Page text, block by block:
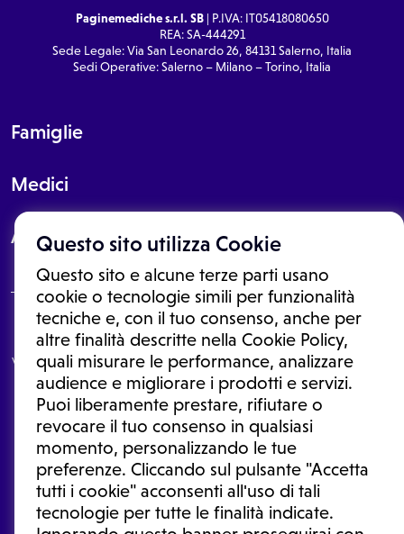
Questo sito utilizza Cookie
Questo sito e alcune terze parti usano
cookie o tecnologie simili per funzionalità
tecniche e, con il tuo consenso, anche per
altre finalità descritte nella Cookie Policy,
quali misurare le performance, analizzare
audience e migliorare i prodotti e servizi.
Puoi liberamente prestare, rifiutare o
revocare il tuo consenso in qualsiasi
momento, personalizzando le tue
preferenze. Cliccando sul pulsante "Accetta
tutti i cookie" acconsenti all'uso di tali
tecnologie per tutte le finalità indicate.
Paginemediche s.r.l. SB| P.IVA: IT05418080650
REA: SA-444291
Sede Legale: Via San Leonardo 26, 84131 Salerno, Italia
Sedi Operative: Salerno – Milano – Torino, Italia
Famiglie
Medici
About
Le informazioni proposte in questo sito non sono un consulto medico.
In nessun caso, queste informazioni sostituiscono un consulto, una
visita o una diagnosi formulata dal medico. Non si devono considerare
le informazioni disponibili come suggerimenti per la formulazione di
una diagnosi, la determinazione di un trattamento o l'assunzione o
sospensione di un farmaco senza prima consultare un medico di
medicina generale o uno specialista.
Condizioni di utilizzo|Privacy Policy |Gestione cookie
Ⓒ 2026 | Tutti i diritti riservati.